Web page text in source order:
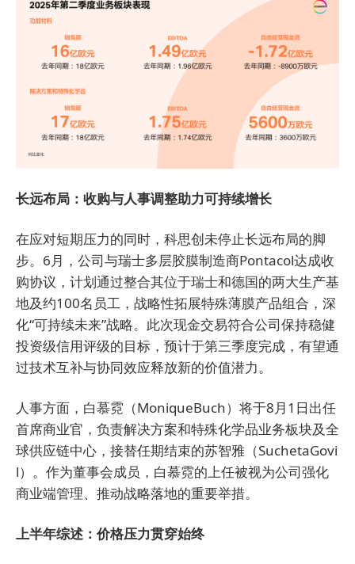
长远布局：收购与人事调整助力可持续增长
在应对短期压力的同时，科思创未停止长远布局的脚
步。6月，公司与瑞士多层胶膜制造商Pontacol达成收
购协议，计划通过整合其位于瑞士和德国的两大生产基
地及约100名员工，战略性拓展特殊薄膜产品组合，深
化“可持续未来”战略。此次现金交易符合公司保持稳健
投资级信用评级的目标，预计于第三季度完成，有望通
过技术互补与协同效应释放新的价值潜力。
人事方面，白慕霓（MoniqueBuch）将于8月1日出任
首席商业官，负责解决方案和特殊化学品业务板块及全
球供应链中心，接替任期结束的苏智雅（SuchetaGovi
l）。作为董事会成员，白慕霓的上任被视为公司强化
商业端管理、推动战略落地的重要举措。
上半年综述：价格压力贯穿始终